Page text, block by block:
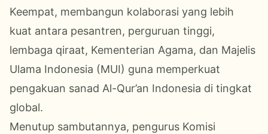
Keempat, membangun kolaborasi yang lebih
kuat antara pesantren, perguruan tinggi,
lembaga qiraat, Kementerian Agama, dan Majelis
Ulama Indonesia (MUI) guna memperkuat
pengakuan sanad Al-Qur’an Indonesia di tingkat
global.
Menutup sambutannya, pengurus Komisi